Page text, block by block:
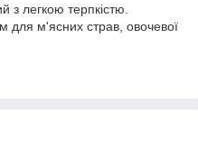
з легкою терпкістю.
для м'ясних страв, овочевої